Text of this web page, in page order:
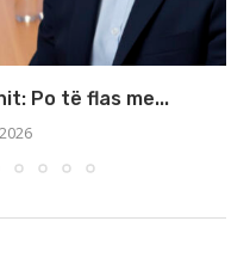
Po të flas me...